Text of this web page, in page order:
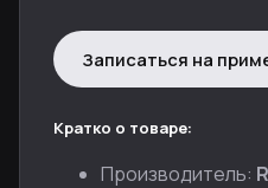
Записаться на
Кратко о товаре:
Производитель: